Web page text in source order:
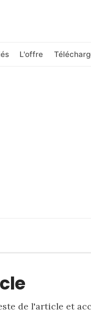
L'offre
de l'article et